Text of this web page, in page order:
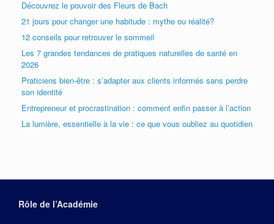
Découvrez le pouvoir des Fleurs de Bach
21 jours pour changer une habitude : mythe ou réalité?
12 conseils pour retrouver le sommeil
Les 7 grandes tendances de pratiques naturelles de santé en
2026
Praticiens bien-être : s’adapter aux clients informés sans perdre
son identité
Entrepreneur et procrastination : comment enfin passer à l’action
La lumière, essentielle à la vie : ce que vous oubliez au quotidien
Rôle de l’Académie